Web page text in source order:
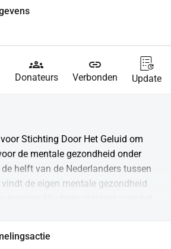
groups
Donateurs
link
Verbonden Update
Stichting Door Het Geluid om
de mentale gezondheid onder
helft van de Nederlanders tussen
de eigen mentale gezondheid
is nog altijd doodsoorzaak
die vastlopen. Met jouw